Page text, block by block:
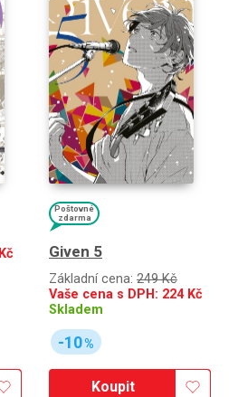
Kč
Poštovné
zdarma
Given 5
Základní cena: 249 Kč
Vaše cena s DPH: 224Kč
Skladem
-10%
Koupit